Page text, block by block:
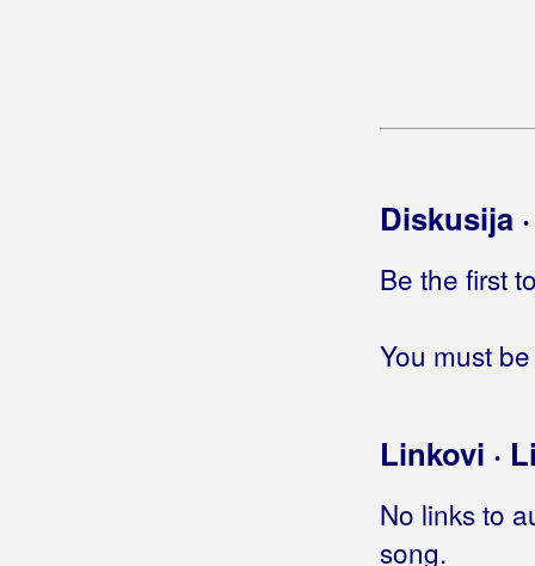
Diskusija
Be the first
You must
Linkovi ·
No links to
song.